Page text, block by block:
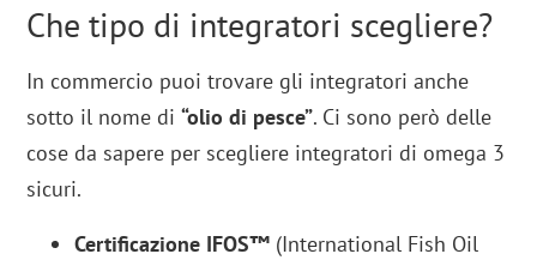
Che tipo di integratori scegliere?
In commercio puoi trovare gli integratori anche
sotto il nome di“olio di pesce”. Ci sono però delle
cose da sapere per scegliere integratori di omega 3
sicuri.
Certificazione IFOS™ (International Fish Oil